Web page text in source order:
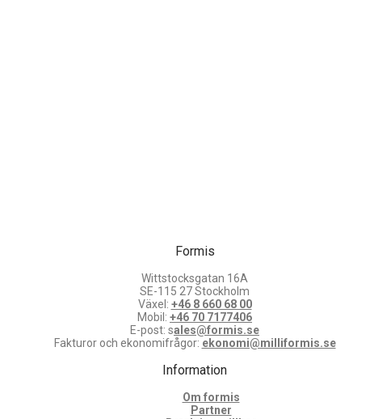
Formis
Wittstocksgatan 16A
SE-115 27 Stockholm
Växel: +46 8 660 68 00
Mobil: +46 70 7177406
E-post: sales@formis.se
Fakturor och ekonomifrågor: ekonomi@milliformis.se
Information
Om formis
Partner